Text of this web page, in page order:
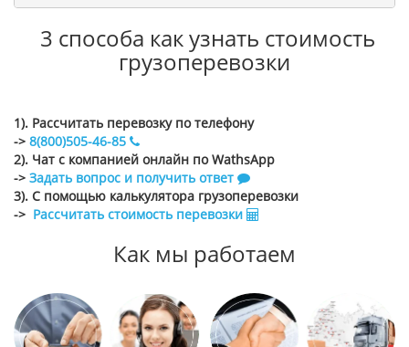
3 способа как узнать стоимость
грузоперевозки
1). Рассчитать перевозку по телефону
-> 8(800)505-46-85
2). Чат с компанией онлайн по WathsApp
-> Задать вопрос и получить ответ
3). С помощью калькулятора грузоперевозки
-> Рассчитать стоимость перевозки
Как мы работаем